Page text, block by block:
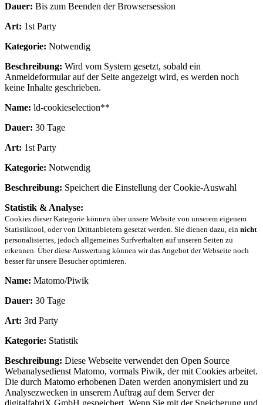
Dauer: Bis zum Beenden der Browsersession
Art: 1st Party
Kategorie: Notwendig
Beschreibung: Wird vom System gesetzt, sobald ein
Anmeldeformular auf der Seite angezeigt wird, es werden noch
keine Inhalte geschrieben.
Name: ld-cookieselection**
Dauer: 30 Tage
Art: 1st Party
Kategorie: Notwendig
Beschreibung: Speichert die Einstellung der Cookie-Auswahl
Statistik & Analyse:
Cookies dieser Kategorie können über unsere Website von unserem eigenem
Statistiktool, oder von Drittanbietern gesetzt werden. Sie dienen dazu, ein nicht
personalisiertes, jedoch allgemeines Surfverhalten auf unseren Seiten zu
erkennen. Über diese Auswertung können wir das Angebot der Webseite noch
besser für unsere Besucher optimieren.
Name: Matomo/Piwik
Dauer: 30 Tage
Art: 3rd Party
Kategorie: Statistik
Beschreibung: Diese Webseite verwendet den Open Source
Webanalysedienst Matomo, vormals Piwik, der mit Cookies arbeitet.
Die durch Matomo erhobenen Daten werden anonymisiert und zu
Analysezwecken in unserem Auftrag auf dem Server der
digitalfabriX GmbH gespeichert. Wenn Sie mit der Speicherung und